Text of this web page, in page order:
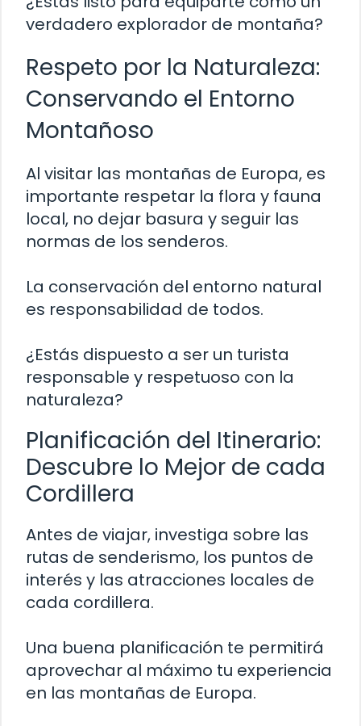
verdadero explorador de montaña?
Respeto por la Naturaleza:
Conservando el Entorno
Montañoso
Al visitar las montañas de Europa, es
importante respetar la flora y fauna
local, no dejar basura y seguir las
normas de los senderos.
La conservación del entorno natural
es responsabilidad de todos.
¿Estás dispuesto a ser un turista
responsable y respetuoso con la
naturaleza?
Planificación del Itinerario:
Descubre lo Mejor de cada
Cordillera
Antes de viajar, investiga sobre las
rutas de senderismo, los puntos de
interés y las atracciones locales de
cada cordillera.
Una buena planificación te permitirá
aprovechar al máximo tu experiencia
en las montañas de Europa.